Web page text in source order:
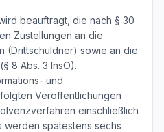
beauftragt, die nach § 30
Zustellungen an die
(Drittschuldner) sowie an die
8 Abs. 3 InsO).
und
Veröffentlichungen
einschließlich
werden spätestens sechs